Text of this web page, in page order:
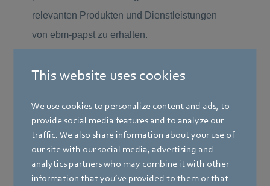
This website uses cookies
We use cookies to personalize content and ads, to
provide social media features and to analyze our
traffic. We also share information about your use of
our site with our social media, advertising and
analytics partners who may combine it with other
information that you’ve provided to them or that